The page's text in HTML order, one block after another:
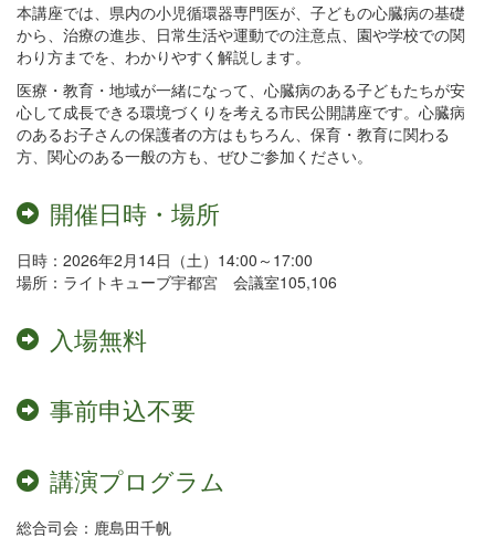
本講座では、県内の小児循環器専門医が、子どもの心臓病の基礎
から、治療の進歩、日常生活や運動での注意点、園や学校での関
わり方までを、わかりやすく解説します。
医療・教育・地域が一緒になって、心臓病のある子どもたちが安
心して成長できる環境づくりを考える市民公開講座です。心臓病
のあるお子さんの保護者の方はもちろん、保育・教育に関わる
方、関心のある一般の方も、ぜひご参加ください。
開催日時・場所
日時：2026年2月14日（土）14:00～17:00
場所：ライトキューブ宇都宮 会議室105,106
入場無料
事前申込不要
講演プログラム
総合司会：鹿島田千帆